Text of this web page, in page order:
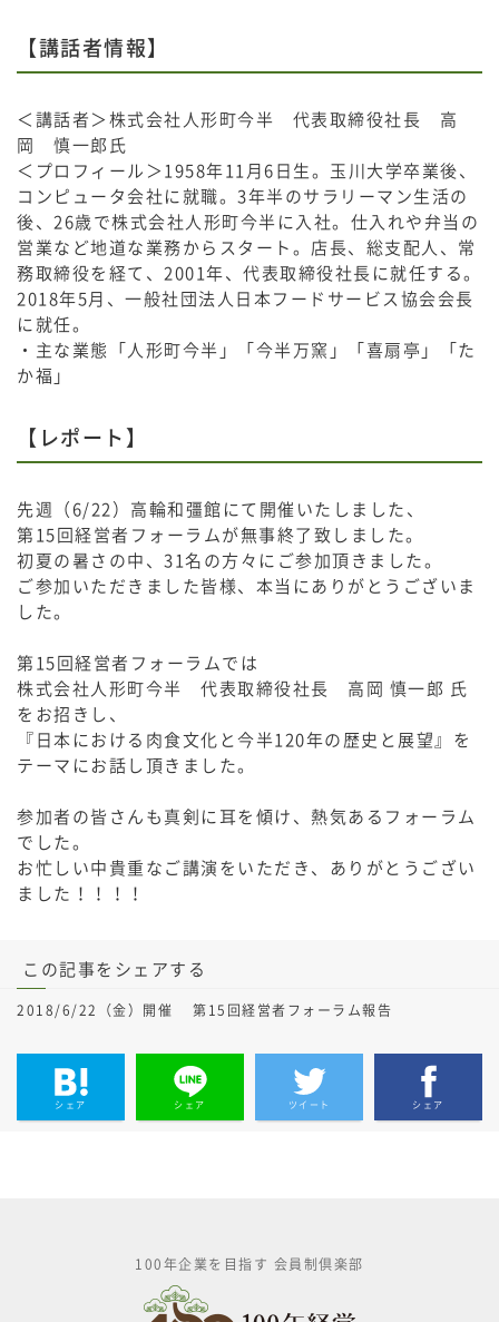
【講話者情報】
＜講話者＞株式会社人形町今半 代表取締役社長 高
岡 慎一郎氏
＜プロフィール＞1958年11月6日生。玉川大学卒業後、
コンピュータ会社に就職。3年半のサラリーマン生活の
後、26歳で株式会社人形町今半に入社。仕入れや弁当の
営業など地道な業務からスタート。店長、総支配人、常
務取締役を経て、2001年、代表取締役社長に就任する。
2018年5月、一般社団法人日本フードサービス協会会長
に就任。
・主な業態「人形町今半」「今半万窯」「喜扇亭」「た
か福」
【レポート】
先週（6/22）高輪和彊館にて開催いたしました、
第15回経営者フォーラムが無事終了致しました。
初夏の暑さの中、31名の方々にご参加頂きました。
ご参加いただきました皆様、本当にありがとうございま
した。
第15回経営者フォーラムでは
株式会社人形町今半 代表取締役社長 高岡 慎一郎 氏
をお招きし、
『日本における肉食文化と今半120年の歴史と展望』を
テーマにお話し頂きました。
参加者の皆さんも真剣に耳を傾け、熱気あるフォーラム
でした。
お忙しい中貴重なご講演をいただき、ありがとうござい
ました！！！！
この記事をシェアする
2018/6/22（金）開催 第15回経営者フォーラム報告
シェア シェア ツイート シェア
100年企業を目指す 会員制倶楽部